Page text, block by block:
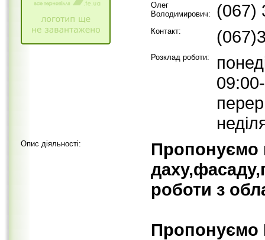
Олег
Володимирович:
(067)
Контакт:
Розклад роботи:
Опис діяльності:
Пропонуємо
роботи з
Пропонуємо